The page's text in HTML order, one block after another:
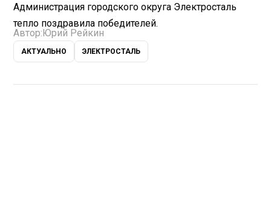
Администрация городского округа Электросталь
тепло поздравила победителей.
Автор: Юрий Рейкин
АКТУАЛЬНО ЭЛЕКТРОСТАЛЬ